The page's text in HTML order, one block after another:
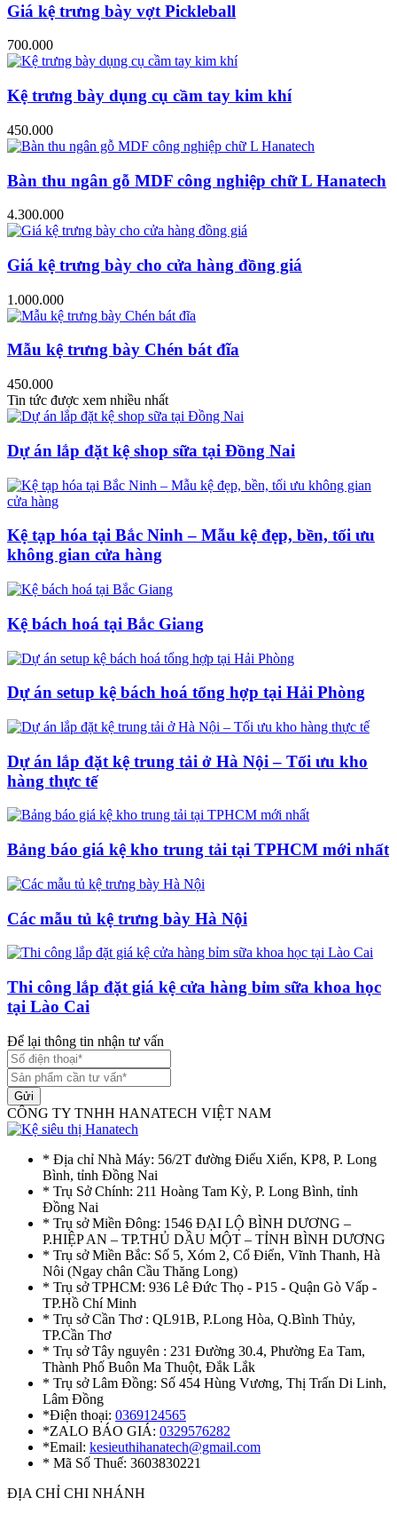
Giá kệ trưng bày vợt Pickleball
700.000
Kệ trưng bày dụng cụ cầm tay kim khí
450.000
Bàn thu ngân gỗ MDF công nghiệp chữ L Hanatech
4.300.000
Giá kệ trưng bày cho cửa hàng đồng giá
1.000.000
Mẫu kệ trưng bày Chén bát đĩa
450.000
Tin tức được xem nhiều nhất
Dự án lắp đặt kệ shop sữa tại Đồng Nai
Kệ tạp hóa tại Bắc Ninh – Mẫu kệ đẹp, bền, tối ưu
không gian cửa hàng
Kệ bách hoá tại Bắc Giang
Dự án setup kệ bách hoá tổng hợp tại Hải Phòng
Dự án lắp đặt kệ trung tải ở Hà Nội – Tối ưu kho
hàng thực tế
Bảng báo giá kệ kho trung tải tại TPHCM mới nhất
Các mẫu tủ kệ trưng bày Hà Nội
Thi công lắp đặt giá kệ cửa hàng bỉm sữa khoa học
tại Lào Cai
Để lại thông tin nhận tư vấn
Gửi
CÔNG TY TNHH HANATECH VIỆT NAM
* Địa chỉ Nhà Máy: 56/2T đường Điểu Xiển, KP8, P. Long
Bình, tỉnh Đồng Nai
* Trụ Sở Chính: 211 Hoàng Tam Kỳ, P. Long Bình, tỉnh
Đồng Nai
* Trụ sở Miền Đông: 1546 ĐẠI LỘ BÌNH DƯƠNG –
P.HIỆP AN – TP.THỦ DẦU MỘT – TỈNH BÌNH DƯƠNG
* Trụ sở Miền Bắc: Số 5, Xóm 2, Cổ Điển, Vĩnh Thanh, Hà
Nôi (Ngay chân Cầu Thăng Long)
* Trụ sở TPHCM: 936 Lê Đức Thọ - P15 - Quận Gò Vấp -
TP.Hồ Chí Minh
* Trụ sở Cần Thơ : QL91B, P.Long Hòa, Q.Bình Thủy,
TP.Cần Thơ
* Trụ sở Tây nguyên : 231 Đường 30.4, Phường Ea Tam,
Thành Phố Buôn Ma Thuột, Đắk Lắk
* Trụ sở Lâm Đồng: Số 454 Hùng Vương, Thị Trấn Di Linh,
Lâm Đồng
*Điện thoại: 0369124565
*ZALO BÁO GIÁ: 0329576282
*Email: kesieuthihanatech@gmail.com
* Mã Số Thuế: 3603830221
ĐỊA CHỈ CHI NHÁNH